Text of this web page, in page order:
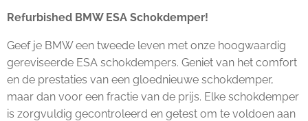
Refurbished BMW ESA Schokdemper!
Geef je BMW een tweede leven met onze hoogwaardig
gereviseerde ESA schokdempers. Geniet van het comfort
en de prestaties van een gloednieuwe schokdemper,
maar dan voor een fractie van de prijs. Elke schokdemper
is zorgvuldig gecontroleerd en getest om te voldoen aan